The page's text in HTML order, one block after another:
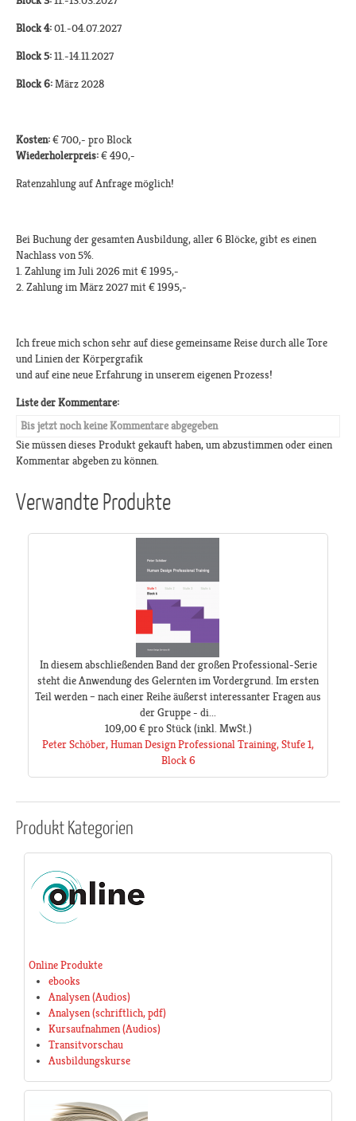
Block 4:01.-04.07.2027
Block 5:11.-14.11.2027
Block 6:März 2028
Kosten:€ 700,- pro Block
Wiederholerpreis:€ 490,-
Ratenzahlung auf Anfrage möglich!
Bei Buchung der gesamten Ausbildung, aller 6 Blöcke, gibt es einen
Nachlass von 5%.
1. Zahlung im Juli 2026 mit € 1995,-
2. Zahlung im März 2027 mit € 1995,-
Ich freue mich schon sehr auf diese gemeinsame Reise durch alle Tore
und Linien der Körpergrafik
und auf eine neue Erfahrung in unserem eigenen Prozess!
Liste der Kommentare:
Bis jetzt noch keine Kommentare abgegeben
Sie müssen dieses Produkt gekauft haben, um abzustimmen oder einen
Kommentar abgeben zu können.
Verwandte Produkte
In diesem abschließenden Band der großen Professional-Serie
steht die Anwendung des Gelernten im Vordergrund. Im ersten
Teil werden – nach einer Reihe äußerst interessanter Fragen aus
der Gruppe - di...
109,00 € pro Stück(inkl. MwSt.)
Peter Schöber, Human Design Professional Training, Stufe 1,
Block 6
ProduktKategorien
Online Produkte
ebooks
Analysen (Audios)
Analysen (schriftlich, pdf)
Kursaufnahmen (Audios)
Transitvorschau
Ausbildungskurse